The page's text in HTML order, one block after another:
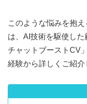
このような悩みを抱
は、AI技術を駆使し
チャットブーストCV
経験から詳しくご紹介